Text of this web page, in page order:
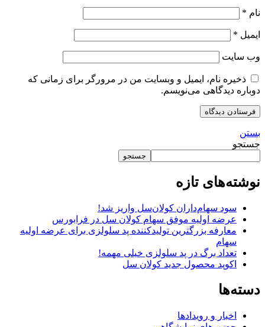
نام *
ایمیل *
وب‌ سایت
ذخیره نام، ایمیل و وبسایت من در مرورگر برای زمانی که
دوباره دیدگاهی می‌نویسم.
بستن
جستجو
جستجو
نوشته‌های تازه
سود سهام‌داران کولان‌سل واریز شد!
عرضه اولیه موفق سهام کولان سل در فرابورس
معارفه بزرگترین تولیدکننده پد سلولزی برای عرضه اولیه
سهام
تعداد برگ در پد سلولزی خیلی مهمه!
اکوپد محصول جدید کولان‌ سل
دسته‌ها
اخبار و رویدادها